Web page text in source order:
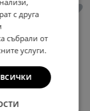
с друга
събрали от
услуги.